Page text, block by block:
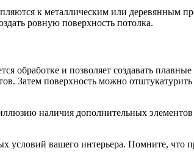
к металлическим или деревянным
ровную поверхность потолка.
обработке и позволяет создавать
Затем поверхность можно отштукатурить
наличия дополнительных элементов
условий вашего интерьера. Помните, что